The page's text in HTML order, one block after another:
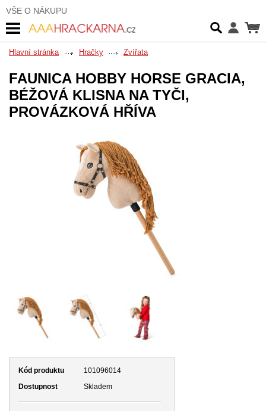
VŠE O NÁKUPU
Hlavní stránka Hračky Zvířata
FAUNICA HOBBY HORSE GRACIA,
BÉŽOVÁ KLISNA NA TYČI,
PROVÁZKOVÁ HŘÍVA
Kód produktu
101096014
Dostupnost
Skladem